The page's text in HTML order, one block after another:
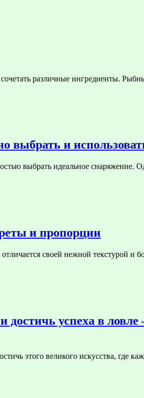
различные ингредиенты.
выбрать и
выбрать идеальное
и пропорции
своей нежной текстурой и
успеха в
этого великого искусства, где